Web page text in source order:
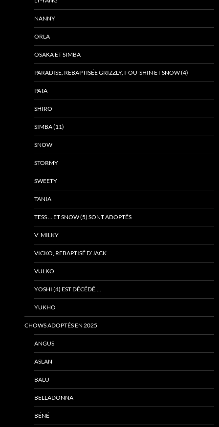
NANNY
ORLA
OSAKA ET SIMBA
PARADISE, REBAPTISÉE GRIZZLY, I-OU-SHIN ET SNOW (4)
PATA
SHIRO
SIMBA (11)
SNOW
STORMY
SWEETY
TANIA
TESS … ET SNOW (5) SONT ADOPTÉS
V’ MILKY
VICKO, REBAPTISÉ D’JACK
VULKO
YOSHI (4) EST DÉCÉDÉ….
YUKHO
CHOWS ADOPTÉS EN 2025
ANGUS
ASLAN
BALU
BELLADONNA
BÉNÉ